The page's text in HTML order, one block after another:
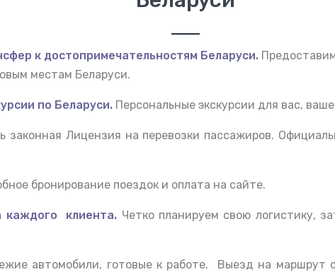
к достопримечательностям Беларуси.
местам Беларуси.
по Беларуси. Персональные экскурсии для вас,
законная Лицензия на перевозки пассажиров.
бронирование поездок и оплата на сайте.
каждого клиента. Четко планируем свою логистику,
автомобили, готовые к работе. Выезд на маршрут